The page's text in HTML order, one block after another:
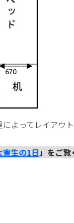
てレイアウトが
寮生の1日」をご覧